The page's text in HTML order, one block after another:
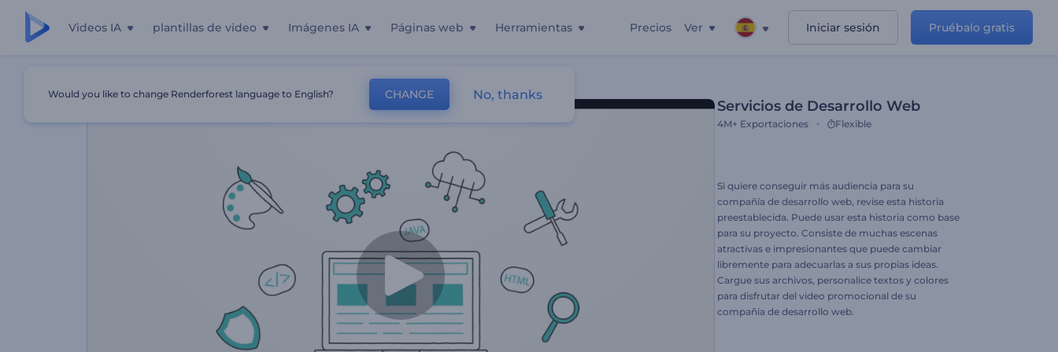
Videos IA plantillas de video Imágenes IA Páginas web Herramientas Precios Ver Iniciar sesión Pruébalo gratis
Servicios de Desarrollo Web
4M+ Exportaciones Flexible
Si quiere conseguir más audiencia para su
compañía de desarrollo web, revise esta historia
preestablecida. Puede usar esta historia como base
para su proyecto. Consiste de muchas escenas
atractivas e impresionantes que puede cambiar
libremente para adecuarlas a sus propias ideas.
Cargue sus archivos, personalice textos y colores
para disfrutar del video promocional de su
compañía de desarrollo web.
Would you like to change Renderforest language to English? CHANGE No, thanks